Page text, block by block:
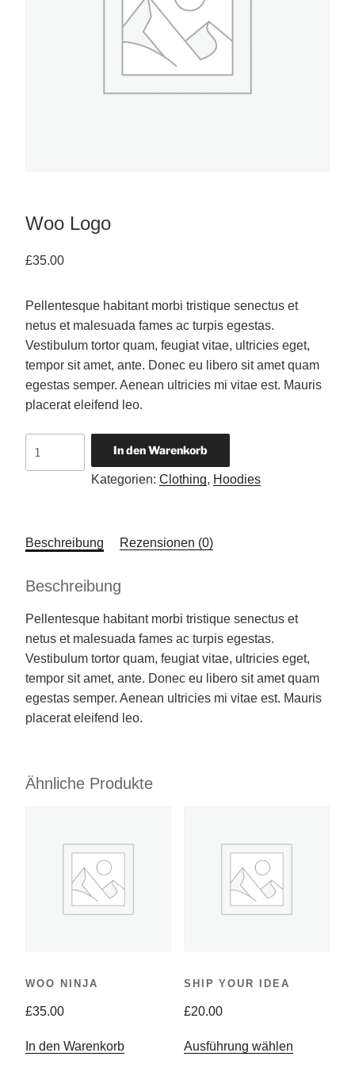
Woo Logo
£35.00
Pellentesque habitant morbi tristique senectus et
netus et malesuada fames ac turpis egestas.
Vestibulum tortor quam, feugiat vitae, ultricies eget,
tempor sit amet, ante. Donec eu libero sit amet quam
egestas semper. Aenean ultricies mi vitae est. Mauris
placerat eleifend leo.
Woo
Logo
In den Warenkorb
Kategorien: Clothing, Hoodies
Beschreibung Rezensionen (0)
Beschreibung
Pellentesque habitant morbi tristique senectus et
netus et malesuada fames ac turpis egestas.
Vestibulum tortor quam, feugiat vitae, ultricies eget,
tempor sit amet, ante. Donec eu libero sit amet quam
egestas semper. Aenean ultricies mi vitae est. Mauris
placerat eleifend leo.
Ähnliche Produkte
WOO NINJA
£35.00
In den Warenkorb
SHIP YOUR IDEA
£20.00
Ausführung wählenDieses